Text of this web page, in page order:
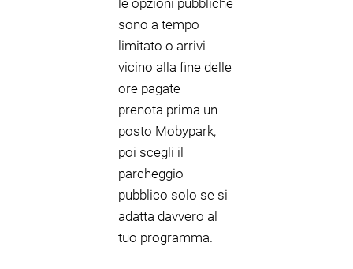
le opzioni pubbliche
sono a tempo
limitato o arrivi
vicino alla fine delle
ore pagate—
prenota prima un
posto Mobypark,
poi scegli il
parcheggio
pubblico solo se si
adatta davvero al
tuo programma.